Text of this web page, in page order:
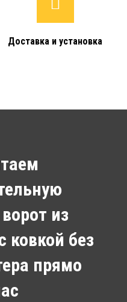
Доставка и установка
из
ковкой без
прямо